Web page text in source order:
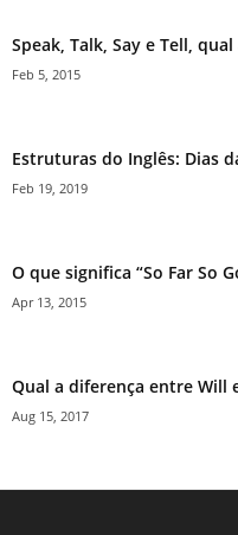
Speak, Talk, Say e Tell,
Feb 5, 2015
Estruturas do Inglês: Dias
Feb 19, 2019
O que significa “So Far So
Apr 13, 2015
Qual a diferença entre Will
Aug 15, 2017